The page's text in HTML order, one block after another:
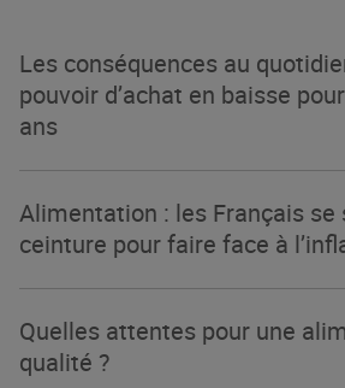
Les conséquences au
pouvoir d’achat en baisse
ans
Alimentation : les Français se
ceinture pour faire face à
Quelles attentes pour une
qualité ?